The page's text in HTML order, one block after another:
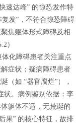
速达峰” 的惊恐发作特
发”，不符合惊恐障碍
焦躯体形式障碍及相
）
化障碍患者关注重点
症状；疑病障碍患者
（如 “器官腐烂”），
状。病例鉴别依据：李
躯体不适，无荒诞的
果” 的核心特征，故排